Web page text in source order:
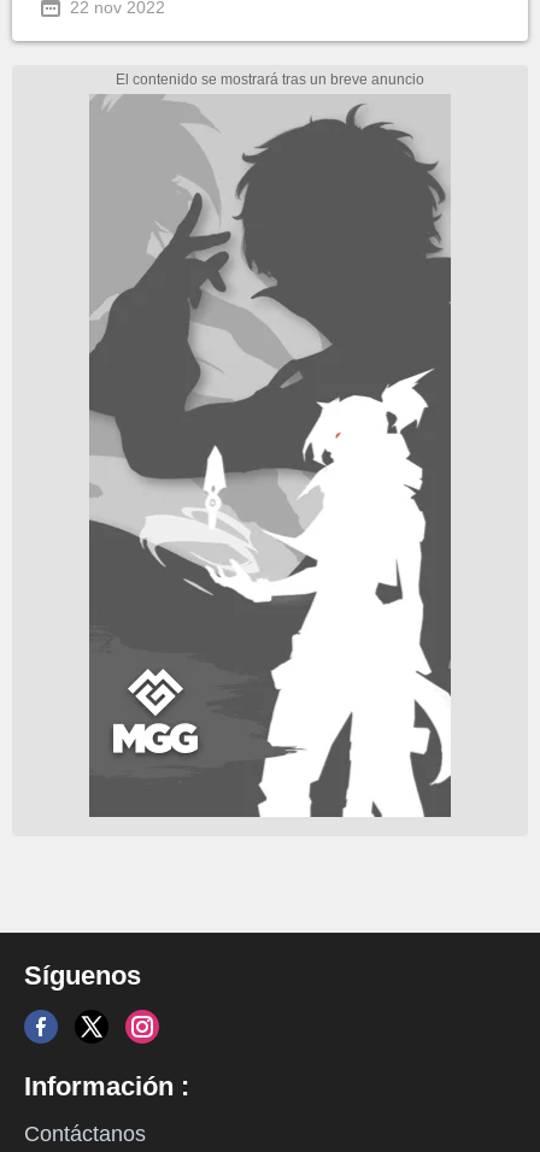
22 nov 2022
Síguenos
Información :
Contáctanos